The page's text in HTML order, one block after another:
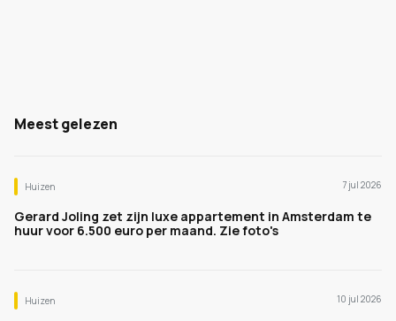
Meest gelezen
Huizen 7 jul 2026
Gerard Joling zet zijn luxe appartement in Amsterdam te
huur voor 6.500 euro per maand. Zie foto's
Huizen 10 jul 2026